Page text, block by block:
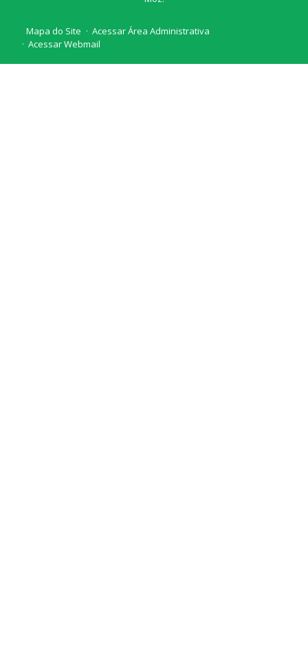
Mapa do Site
Acessar Área Administrativa
Acessar Webmail